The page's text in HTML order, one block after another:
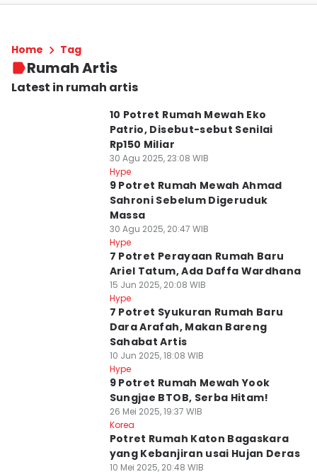
Home Tag
Rumah Artis
Latest in rumah artis
10 Potret Rumah Mewah Eko
Patrio, Disebut-sebut Senilai
Rp150 Miliar
30 Agu 2025, 23:08 WIB
Hype
9 Potret Rumah Mewah Ahmad
Sahroni Sebelum Digeruduk
Massa
30 Agu 2025, 20:47 WIB
Hype
7 Potret Perayaan Rumah Baru
Ariel Tatum, Ada Daffa Wardhana
15 Jun 2025, 20:08 WIB
Hype
7 Potret Syukuran Rumah Baru
Dara Arafah, Makan Bareng
Sahabat Artis
10 Jun 2025, 18:08 WIB
Hype
9 Potret Rumah Mewah Yook
Sungjae BTOB, Serba Hitam!
26 Mei 2025, 19:37 WIB
Korea
Potret Rumah Katon Bagaskara
yang Kebanjiran usai Hujan Deras
10 Mei 2025, 20:48 WIB